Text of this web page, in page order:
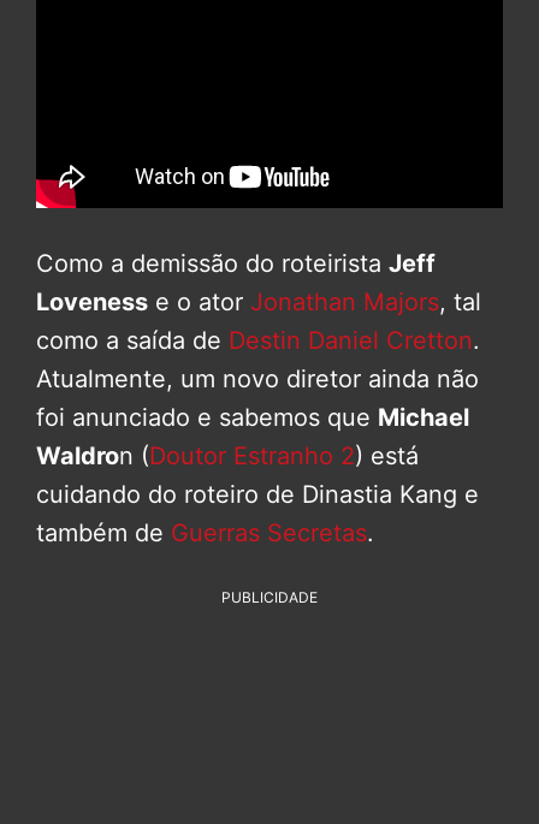
Como a demissão do roteirista Jeff
Loveness e o ator Jonathan Majors, tal
como a saída de Destin Daniel Cretton.
Atualmente, um novo diretor ainda não
foi anunciado e sabemos que Michael
Waldron (Doutor Estranho 2) está
cuidando do roteiro de Dinastia Kang e
também de Guerras Secretas.
PUBLICIDADE